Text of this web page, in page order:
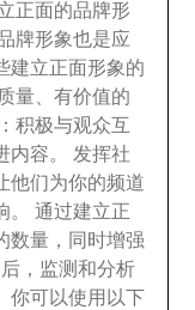
正面的品牌形
牌形象也是应
建立正面形象的
量 、有价值的
：积极与观众互
内容。 发挥社
他们为你的频道
。通过建立正
数量 ，
同时增强
， 监测和分析
你可以使用以下